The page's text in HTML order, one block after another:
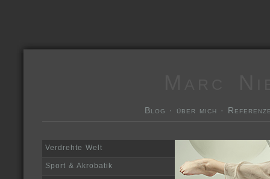
Blog · über mich ·
Verdrehte Welt
Sport & Akrobatik